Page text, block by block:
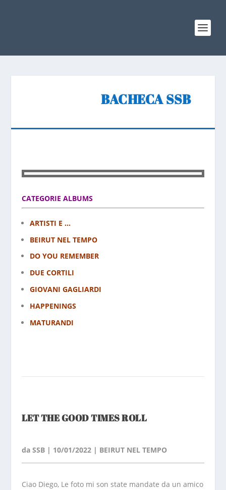
BACHECA SSB
CATEGORIE ALBUMS
ARTISTI E ...
BEIRUT NEL TEMPO
DO YOU REMEMBER
DUE CORTILI
GIOVANI GAGLIARDI
HAPPENINGS
MATURANDI
LET THE GOOD TIMES ROLL
da SSB| 10/01/2022| BEIRUT NEL TEMPO
Ciao Diego, Le foto mi son state mandate da un amico